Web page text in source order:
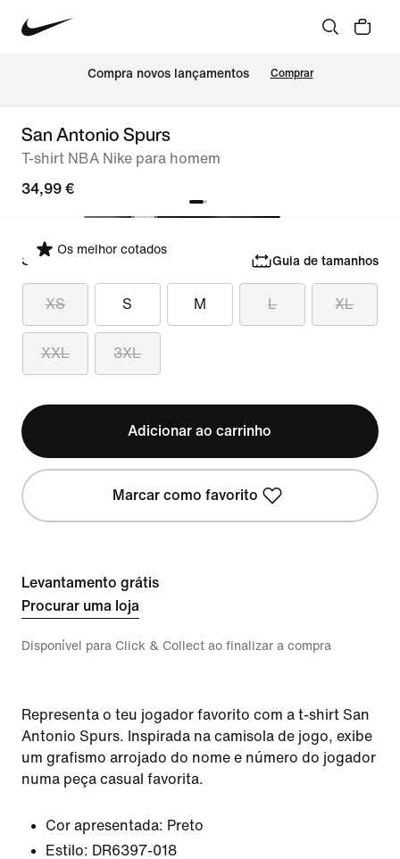
Compra novos lançamentos Comprar
San Antonio Spurs
T-shirt NBA Nike para homem
34,99 €
Os melhor cotados
Selecionar tamanho Guia de tamanhos
XS S M L XL
XXL 3XL
Adicionar ao carrinho
Marcar como favorito
Levantamento grátis
Procurar uma loja
Disponível para Click & Collect ao finalizar a compra
Representa o teu jogador favorito com a t-shirt San
Antonio Spurs. Inspirada na camisola de jogo, exibe
um grafismo arrojado do nome e número do jogador
numa peça casual favorita.
Cor apresentada: Preto
Estilo: DR6397-018